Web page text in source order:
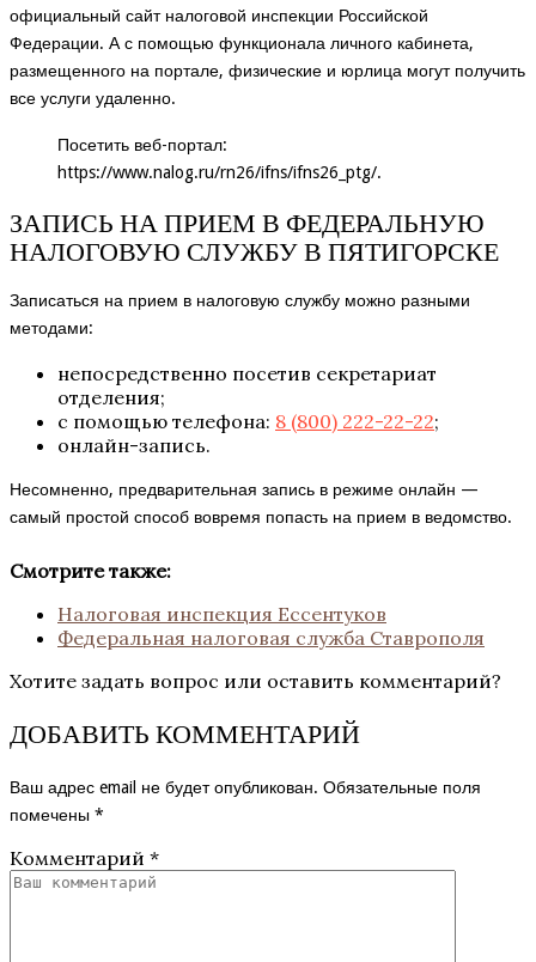
официальный сайт налоговой инспекции Российской
Федерации. А с помощью функционала личного кабинета,
размещенного на портале, физические и юрлица могут получить
все услуги удаленно.
Посетить веб-портал:
https://www.nalog.ru/rn26/ifns/ifns26_ptg/.
ЗАПИСЬ НА ПРИЕМ В ФЕДЕРАЛЬНУЮ
НАЛОГОВУЮ СЛУЖБУ В ПЯТИГОРСКЕ
Записаться на прием в налоговую службу можно разными
методами:
непосредственно посетив секретариат
отделения;
с помощью телефона: 8 (800) 222-22-22;
онлайн-запись.
Несомненно, предварительная запись в режиме онлайн —
самый простой способ вовремя попасть на прием в ведомство.
Смотрите также:
Налоговая инспекция Ессентуков
Федеральная налоговая служба Ставрополя
Хотите задать вопрос или оставить комментарий?
ДОБАВИТЬ КОММЕНТАРИЙ
Ваш адрес email не будет опубликован. Обязательные поля
помечены *
Комментарий *